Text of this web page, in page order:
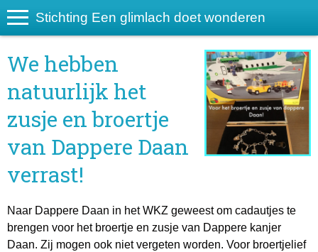
Stichting Een glimlach doet wonderen
We hebben
natuurlijk het
zusje en broertje
van Dappere Daan
verrast!
Naar Dappere Daan in het WKZ geweest om cadautjes te
brengen voor het broertje en zusje van Dappere kanjer
Daan. Zij mogen ook niet vergeten worden. Voor broertjelief